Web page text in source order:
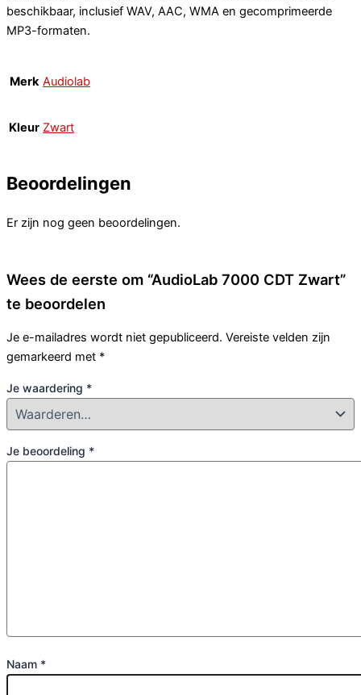
beschikbaar, inclusief WAV, AAC, WMA en gecomprimeerde
MP3-formaten.
Merk Audiolab
Kleur Zwart
Beoordelingen
Er zijn nog geen beoordelingen.
Wees de eerste om “AudioLab 7000 CDT Zwart”
te beoordelen
Je e-mailadres wordt niet gepubliceerd. Vereiste velden zijn
gemarkeerd met *
Je waardering *
Je beoordeling *
Naam *